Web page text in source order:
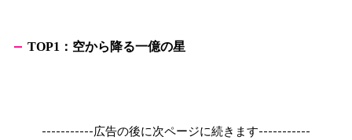
TOP1 ： 空から降る一億の星
-----------広告の後に次ページに続きます-----------